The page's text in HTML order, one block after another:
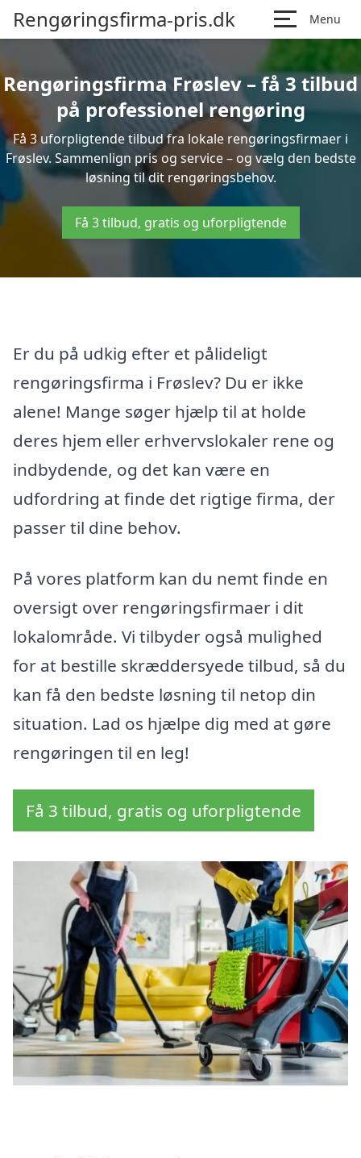
Rengøringsfirma-pris.dk Menu
Rengøringsfirma Frøslev – få 3 tilbud
på professionel rengøring
Få 3 uforpligtende tilbud fra lokale rengøringsfirmaer i
Frøslev. Sammenlign pris og service – og vælg den bedste
løsning til dit rengøringsbehov.
Få 3 tilbud, gratis og uforpligtende
Er du på udkig efter et pålideligt
rengøringsfirma i Frøslev? Du er ikke
alene! Mange søger hjælp til at holde
deres hjem eller erhvervslokaler rene og
indbydende, og det kan være en
udfordring at finde det rigtige firma, der
passer til dine behov.
På vores platform kan du nemt finde en
oversigt over rengøringsfirmaer i dit
lokalområde. Vi tilbyder også mulighed
for at bestille skræddersyede tilbud, så du
kan få den bedste løsning til netop din
situation. Lad os hjælpe dig med at gøre
rengøringen til en leg!
Få 3 tilbud, gratis og uforpligtende